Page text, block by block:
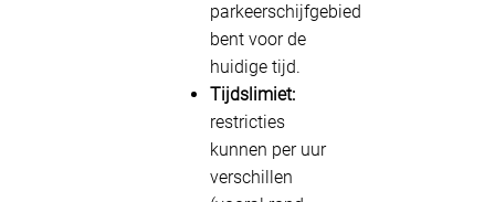
parkeerschijfgebied
bent voor de
huidige tijd.
Tijdslimiet:
restricties
kunnen per uur
verschillen